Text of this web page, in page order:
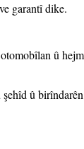
garantî dike.
û
û